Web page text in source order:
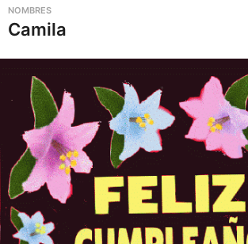
NOMBRES
Camila